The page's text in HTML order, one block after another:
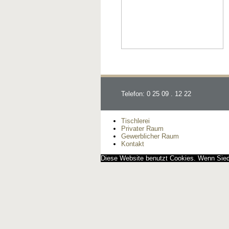
Telefon: 0 25 09 . 12 22
Tischlerei
Privater Raum
Gewerblicher Raum
Kontakt
Diese Website benutzt Cookies. Wenn